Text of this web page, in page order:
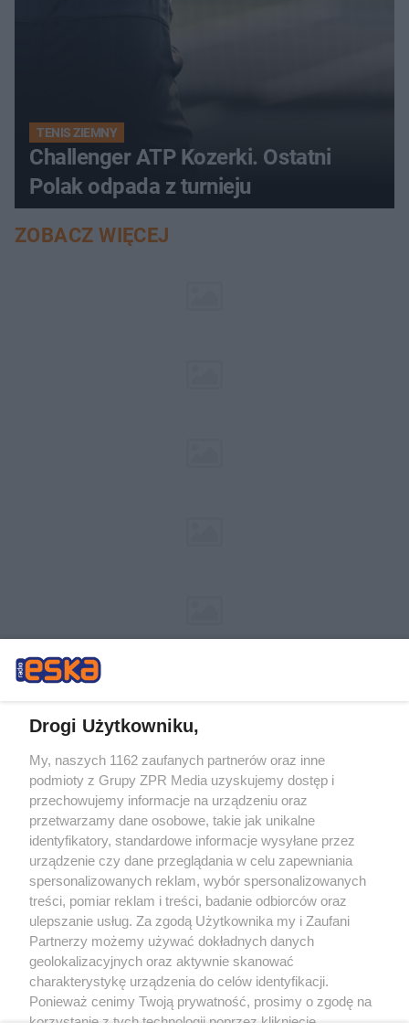
TENIS ZIEMNY
Challenger ATP Kozerki. Ostatni
Polak odpada z turnieju
ZOBACZ WIĘCEJ
Żaden utwór zamieszczony w serwisie nie może być powielany i
rozpowszechniany lub dalej rozpowszechniany w jakikolwiek sposób (w
tym także elektroniczny lub mechaniczny) na jakimkolwiek polu
eksploatacji w jakiejkolwiek formie, włącznie z umieszczaniem w Internecie
bez pisemnej zgody właściciela praw. Jakiekolwiek użycie lub
wykorzystanie utworów w całości lub w części z naruszeniem prawa, tzn.
bez właściwej zgody, jest zabronione pod groźbą kary i może być ścigane
prawnie.
O nas
Drogi Użytkowniku,
My, naszych 1162 zaufanych partnerów oraz inne
podmioty z Grupy ZPR Media uzyskujemy dostęp i
przechowujemy informacje na urządzeniu oraz
przetwarzamy dane osobowe, takie jak unikalne
identyfikatory, standardowe informacje wysyłane przez
urządzenie czy dane przeglądania w celu zapewniania
spersonalizowanych reklam, wybór spersonalizowanych
treści, pomiar reklam i treści, badanie odbiorców oraz
ulepszanie usług. Za zgodą Użytkownika my i Zaufani
Partnerzy możemy używać dokładnych danych
geolokalizacyjnych oraz aktywnie skanować
charakterystykę urządzenia do celów identyfikacji.
Ponieważ cenimy Twoją prywatność, prosimy o zgodę na
korzystanie z tych technologii poprzez kliknięcie